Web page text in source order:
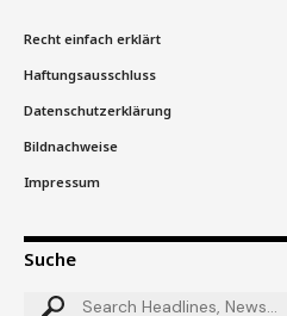
Recht einfach erklärt
Haftungsausschluss
Datenschutzerklärung
Bildnachweise
Impressum
Suche